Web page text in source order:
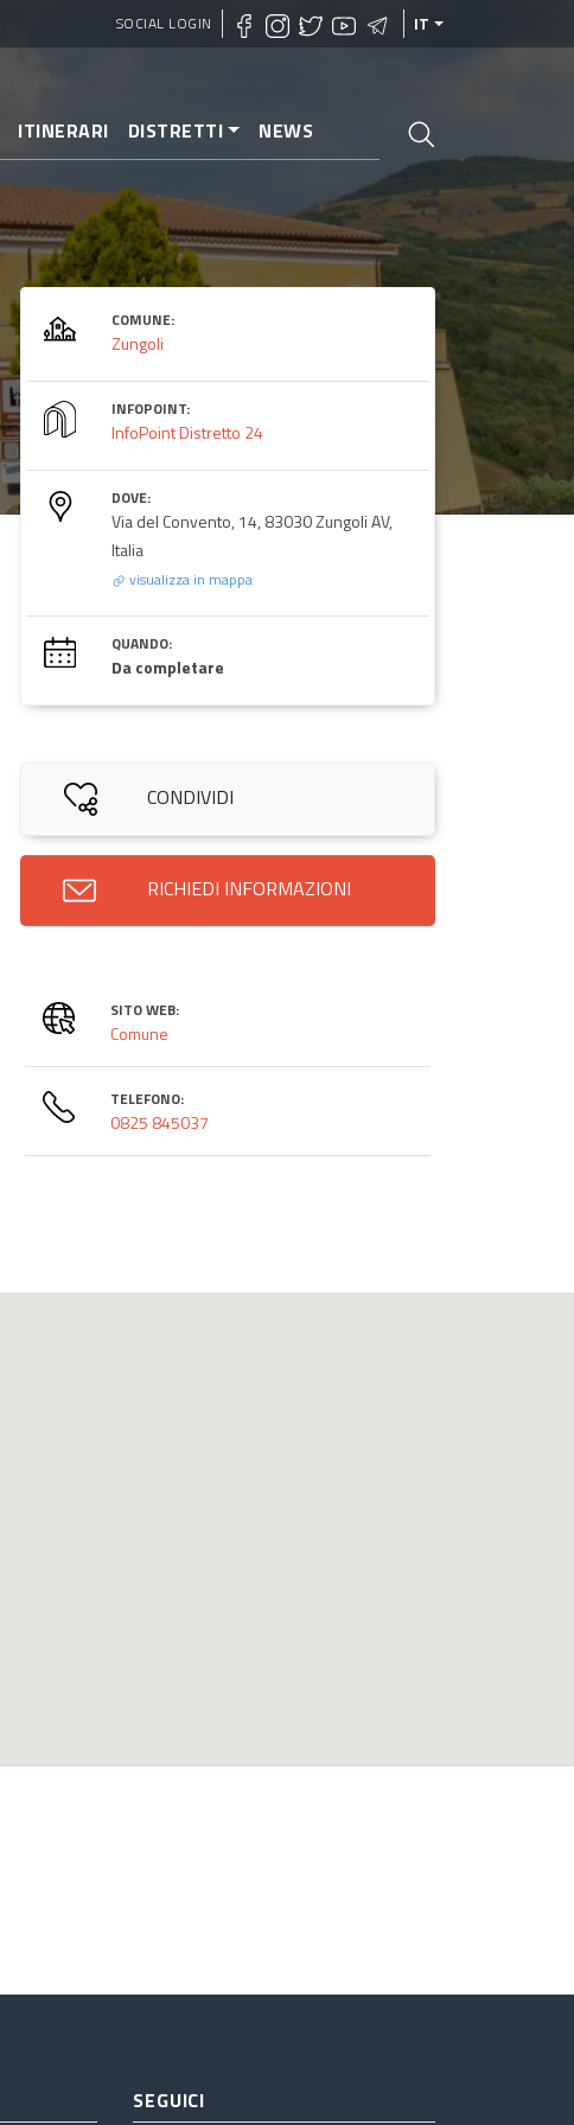
SOCIAL LOGIN IT
ITINERARI DISTRETTI NEWS
COMUNE:
Zungoli
INFOPOINT:
InfoPoint Distretto 24
DOVE:
Via del Convento, 14, 83030 Zungoli AV,
Italia
visualizza in mappa
QUANDO:
Da completare
CONDIVIDI
RICHIEDI INFORMAZIONI
SITO WEB:
Comune
TELEFONO:
0825 845037
SEGUICI